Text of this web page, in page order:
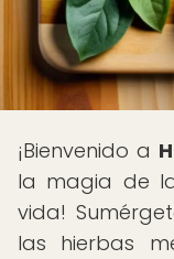
¡Bienvenido a
la magia de
vida!
las hierbas